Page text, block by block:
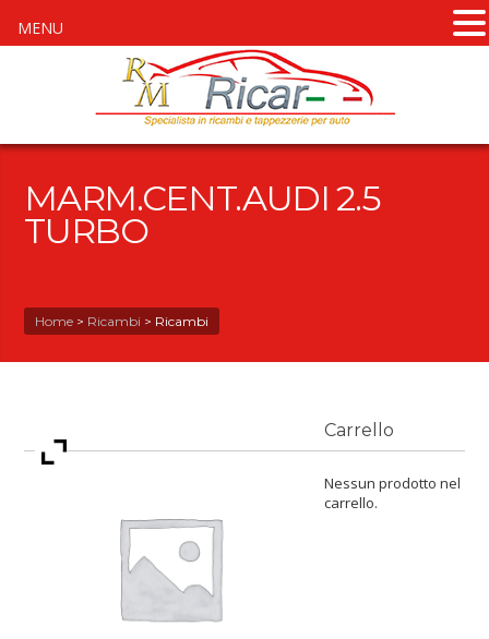
MARM.CENT.AUDI 2.5
TURBO
Home > Ricambi > Ricambi
Carrello
Nessun prodotto nel
carrello.
MENU